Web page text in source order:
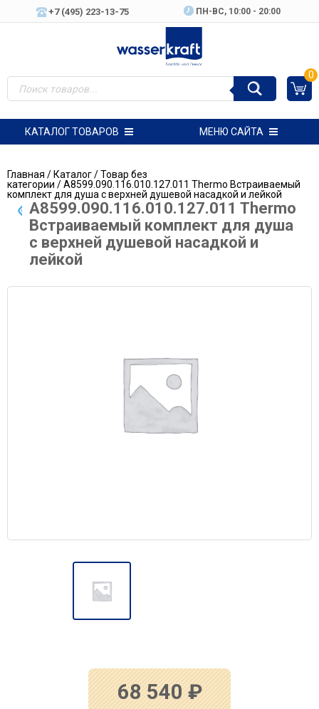
+7 (495) 223-13-75 ПН-ВC, 10:00 - 20:00
0
КАТАЛОГ ТОВАРОВ МЕНЮ САЙТА
Главная /Каталог/Товар без
категории / A8599.090.116.010.127.011 Thermo Встраиваемый
комплект для душа с верхней душевой насадкой и лейкой
A8599.090.116.010.127.011 Thermo
Встраиваемый комплект для душа
с верхней душевой насадкой и
лейкой
68 540 ₽